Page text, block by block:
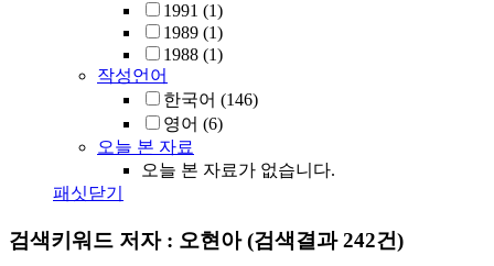
1991 (1)
1989 (1)
1988 (1)
작성언어
한국어 (146)
영어 (6)
오늘 본 자료
오늘 본 자료가 없습니다.
패싯닫기
검색키워드 저자 : 오현아(검색결과 242건)